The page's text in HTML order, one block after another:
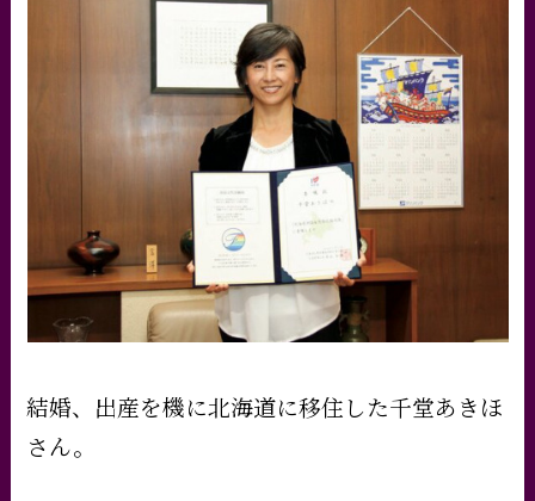
結婚、出産を機に北海道に移住した千堂あきほ
さん。